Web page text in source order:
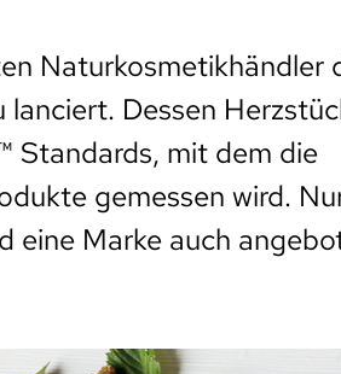
Naturkosmetikhändler
Dessen
Standards, mit dem die
gemessen wird.
eine Marke auch